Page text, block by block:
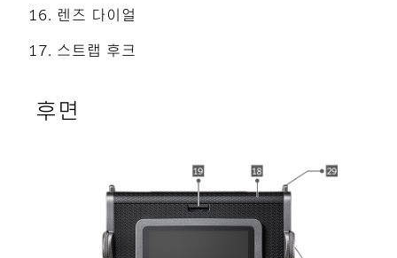
렌즈 다이얼
스트랩 후크
후면